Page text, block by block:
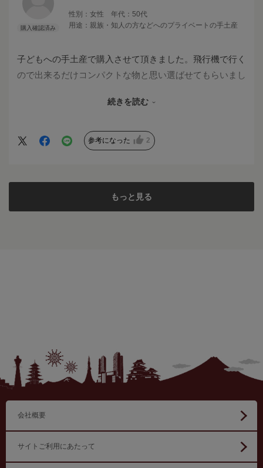
性別： 女性 年代： 50代
用途： 親族・知人の方などへのプライベートの手土産
子どもへの手土産で購入させて頂きました。飛行機で行く
ので出来るだけコンパクトな物と思い選ばせてもらいまし
た。味も美味しいと喜んでいました。
続きを読む
参考になった 2
もっと見る
会社概要
サイトご利用にあたって